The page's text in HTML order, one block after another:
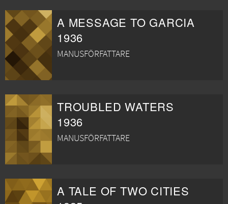
A MESSAGE TO GARCIA
1936
MANUSFÖRFATTARE
TROUBLED WATERS
1936
MANUSFÖRFATTARE
A TALE OF TWO CITIES